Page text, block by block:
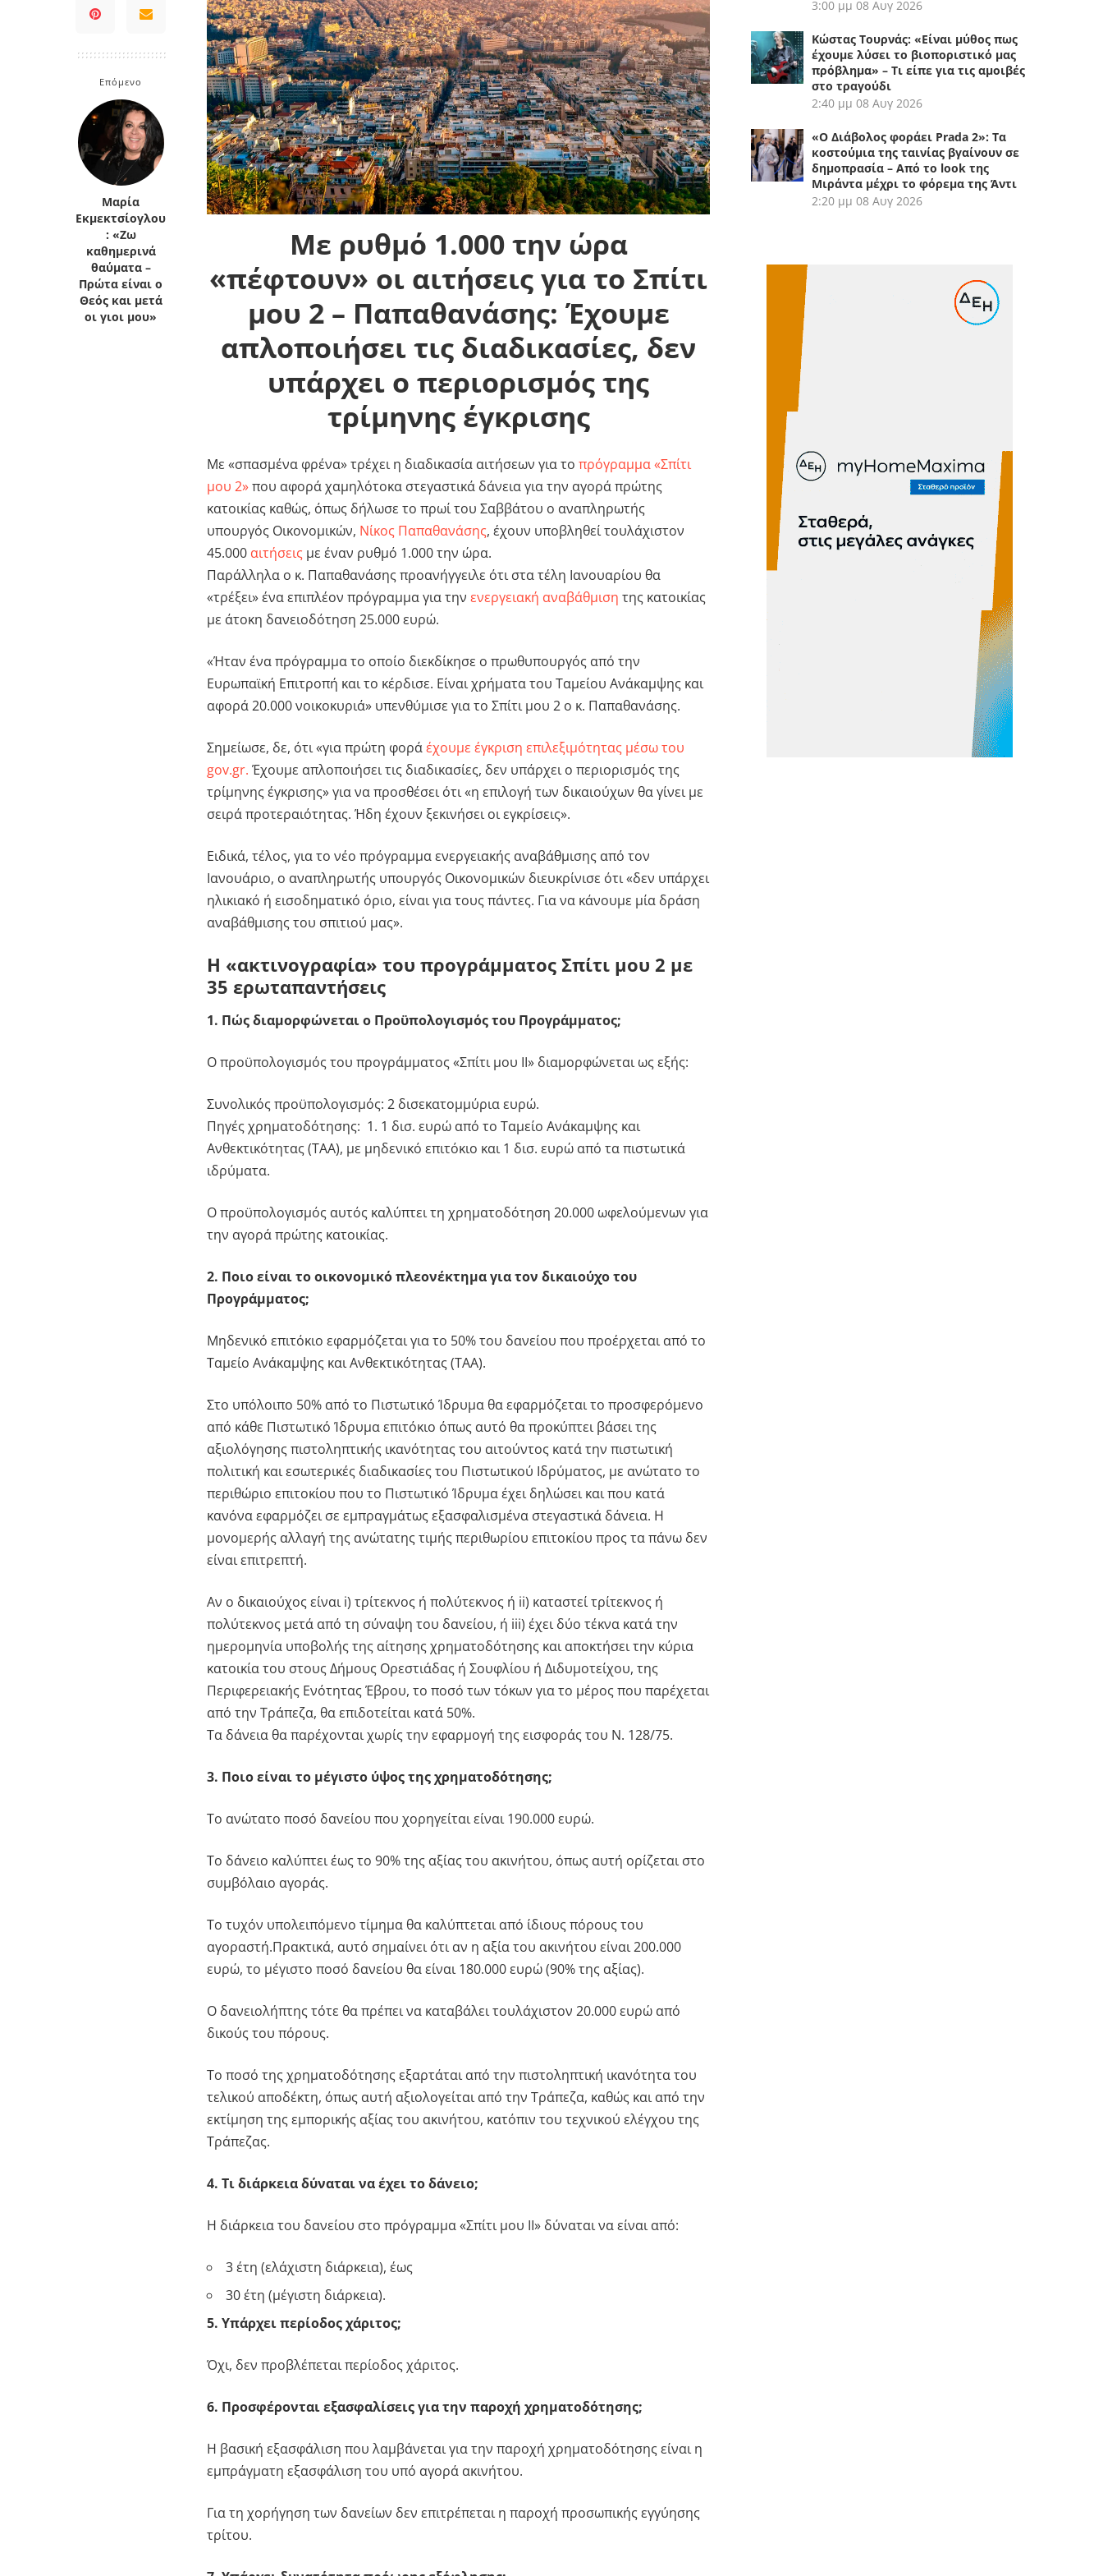
Κρήτη
Πελοπόννησος
Επόμενο
Μαρία
Εκμεκτσίογλου
: «Ζω
καθημερινά
θαύματα –
Πρώτα είναι ο
Θεός και μετά
οι γιοι μου»
Με ρυθμό 1.000 την ώρα
«πέφτουν» οι αιτήσεις για το Σπίτι
μου 2 – Παπαθανάσης: Έχουμε
απλοποιήσει τις διαδικασίες, δεν
υπάρχει ο περιορισμός της
τρίμηνης έγκρισης
Με «σπασμένα φρένα» τρέχει η διαδικασία αιτήσεων για το πρόγραμμα «Σπίτι
μου 2»που αφορά χαμηλότοκα στεγαστικά δάνεια για την αγορά πρώτης
κατοικίας καθώς, όπως δήλωσε το πρωί του Σαββάτου ο αναπληρωτής
υπουργός Οικονομικών, Νίκος Παπαθανάσης, έχουν υποβληθεί τουλάχιστον
45.000 αιτήσεις με έναν ρυθμό 1.000 την ώρα.
Παράλληλα ο κ. Παπαθανάσης προανήγγειλε ότι στα τέλη Ιανουαρίου θα
«τρέξει» ένα επιπλέον πρόγραμμα για την ενεργειακή αναβάθμιση της κατοικίας
με άτοκη δανειοδότηση 25.000 ευρώ.
«Ήταν ένα πρόγραμμα το οποίο διεκδίκησε ο πρωθυπουργός από την
Ευρωπαϊκή Επιτροπή και το κέρδισε. Είναι χρήματα του Ταμείου Ανάκαμψης και
αφορά 20.000 νοικοκυριά» υπενθύμισε για το Σπίτι μου 2 ο κ. Παπαθανάσης.
Σημείωσε, δε, ότι «για πρώτη φοράέχουμε έγκριση επιλεξιμότητας μέσω του
gov.gr. Έχουμε απλοποιήσει τις διαδικασίες, δεν υπάρχει ο περιορισμός της
τρίμηνης έγκρισης» για να προσθέσει ότι «η επιλογή των δικαιούχων θα γίνει με
σειρά προτεραιότητας. Ήδη έχουν ξεκινήσει οι εγκρίσεις».
Ειδικά, τέλος, για το νέο πρόγραμμα ενεργειακής αναβάθμισης από τον
Ιανουάριο, ο αναπληρωτής υπουργός Οικονομικών διευκρίνισε ότι «δεν υπάρχει
ηλικιακό ή εισοδηματικό όριο, είναι για τους πάντες. Για να κάνουμε μία δράση
αναβάθμισης του σπιτιού μας».
Η «ακτινογραφία» του προγράμματος Σπίτι μου 2 με
35 ερωταπαντήσεις
1. Πώς διαμορφώνεται ο Προϋπολογισμός του Προγράμματος;
Ο προϋπολογισμός του προγράμματος «Σπίτι μου ΙΙ» διαμορφώνεται ως εξής:
Συνολικός προϋπολογισμός: 2 δισεκατομμύρια ευρώ.
Πηγές χρηματοδότησης: 1. 1 δισ. ευρώ από το Ταμείο Ανάκαμψης και
Ανθεκτικότητας (ΤΑΑ), με μηδενικό επιτόκιο και 1 δισ. ευρώ από τα πιστωτικά
ιδρύματα.
Ο προϋπολογισμός αυτός καλύπτει τη χρηματοδότηση 20.000 ωφελούμενων για
την αγορά πρώτης κατοικίας.
2. Ποιο είναι το οικονομικό πλεονέκτημα για τον δικαιούχο του
Προγράμματος;
Μηδενικό επιτόκιο εφαρμόζεται για το 50% του δανείου που προέρχεται από το
Ταμείο Ανάκαμψης και Ανθεκτικότητας (ΤΑΑ).
Στο υπόλοιπο 50% από το Πιστωτικό Ίδρυμα θα εφαρμόζεται το προσφερόμενο
από κάθε Πιστωτικό Ίδρυμα επιτόκιο όπως αυτό θα προκύπτει βάσει της
αξιολόγησης πιστοληπτικής ικανότητας του αιτούντος κατά την πιστωτική
πολιτική και εσωτερικές διαδικασίες του Πιστωτικού Ιδρύματος, με ανώτατο το
περιθώριο επιτοκίου που το Πιστωτικό Ίδρυμα έχει δηλώσει και που κατά
κανόνα εφαρμόζει σε εμπραγμάτως εξασφαλισμένα στεγαστικά δάνεια. Η
μονομερής αλλαγή της ανώτατης τιμής περιθωρίου επιτοκίου προς τα πάνω δεν
είναι επιτρεπτή.
Αν ο δικαιούχος είναι i) τρίτεκνος ή πολύτεκνος ή ii) καταστεί τρίτεκνος ή
πολύτεκνος μετά από τη σύναψη του δανείου, ή iii) έχει δύο τέκνα κατά την
ημερομηνία υποβολής της αίτησης χρηματοδότησης και αποκτήσει την κύρια
κατοικία του στους Δήμους Ορεστιάδας ή Σουφλίου ή Διδυμοτείχου, της
Περιφερειακής Ενότητας Έβρου, το ποσό των τόκων για το μέρος που παρέχεται
από την Τράπεζα, θα επιδοτείται κατά 50%.
Τα δάνεια θα παρέχονται χωρίς την εφαρμογή της εισφοράς του Ν. 128/75.
3. Ποιο είναι το μέγιστο ύψος της χρηματοδότησης;
Το ανώτατο ποσό δανείου που χορηγείται είναι 190.000 ευρώ.
Το δάνειο καλύπτει έως το 90% της αξίας του ακινήτου, όπως αυτή ορίζεται στο
συμβόλαιο αγοράς.
Το τυχόν υπολειπόμενο τίμημα θα καλύπτεται από ίδιους πόρους του
αγοραστή.Πρακτικά, αυτό σημαίνει ότι αν η αξία του ακινήτου είναι 200.000
ευρώ, το μέγιστο ποσό δανείου θα είναι 180.000 ευρώ (90% της αξίας).
Ο δανειολήπτης τότε θα πρέπει να καταβάλει τουλάχιστον 20.000 ευρώ από
δικούς του πόρους.
Το ποσό της χρηματοδότησης εξαρτάται από την πιστοληπτική ικανότητα του
τελικού αποδέκτη, όπως αυτή αξιολογείται από την Τράπεζα, καθώς και από την
εκτίμηση της εμπορικής αξίας του ακινήτου, κατόπιν του τεχνικού ελέγχου της
Τράπεζας.
4. Τι διάρκεια δύναται να έχει το δάνειο;
Η διάρκεια του δανείου στο πρόγραμμα «Σπίτι μου ΙΙ» δύναται να είναι από:
3 έτη (ελάχιστη διάρκεια), έως
30 έτη (μέγιστη διάρκεια).
5. Υπάρχει περίοδος χάριτος;
Όχι, δεν προβλέπεται περίοδος χάριτος.
6. Προσφέρονται εξασφαλίσεις για την παροχή χρηματοδότησης;
Η βασική εξασφάλιση που λαμβάνεται για την παροχή χρηματοδότησης είναι η
εμπράγματη εξασφάλιση του υπό αγορά ακινήτου.
Για τη χορήγηση των δανείων δεν επιτρέπεται η παροχή προσωπικής εγγύησης
τρίτου.
3:00 μμ 08 Αυγ 2026
Κώστας Τουρνάς: «Είναι μύθος πως
έχουμε λύσει το βιοποριστικό μας
πρόβλημα» – Τι είπε για τις αμοιβές
στο τραγούδι
2:40 μμ 08 Αυγ 2026
«Ο Διάβολος φοράει Prada 2»: Τα
κοστούμια της ταινίας βγαίνουν σε
δημοπρασία – Από το look της
Μιράντα μέχρι το φόρεμα της Άντι
2:20 μμ 08 Αυγ 2026